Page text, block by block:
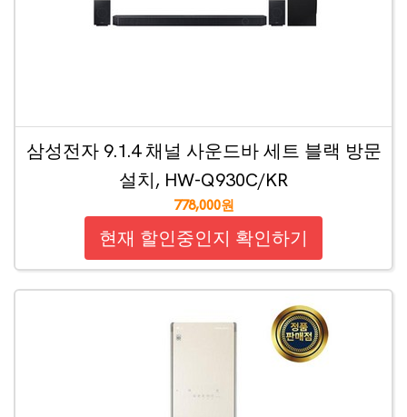
삼성전자 9.1.4 채널 사운드바 세트 블랙 방문
설치, HW-Q930C/KR
778,000원
현재 할인중인지 확인하기